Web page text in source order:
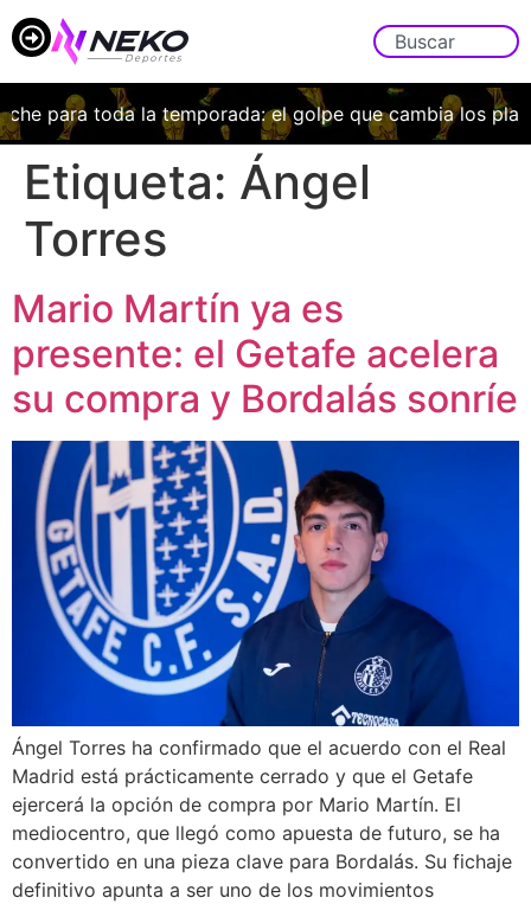
para toda la temporada: el golpe que cambia los
Etiqueta: Ángel
Torres
Mario Martín ya es
presente: el Getafe acelera
su compra y Bordalás sonríe
Ángel Torres ha confirmado que el acuerdo con el Real
Madrid está prácticamente cerrado y que el Getafe
ejercerá la opción de compra por Mario Martín. El
mediocentro, que llegó como apuesta de futuro, se ha
convertido en una pieza clave para Bordalás. Su fichaje
definitivo apunta a ser uno de los movimientos